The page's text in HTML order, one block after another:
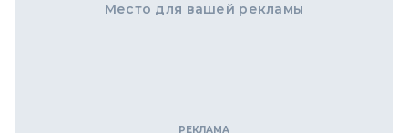
Место для вашей рекламы